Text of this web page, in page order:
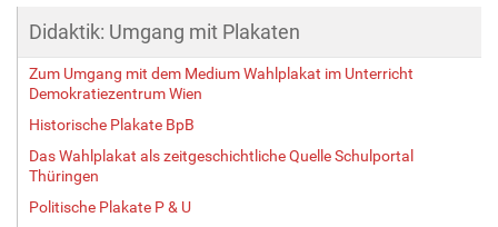
Didaktik: Umgang mit Plakaten
Zum Umgang mit dem Medium Wahlplakat im Unterricht
Demokratiezentrum Wien
Historische Plakate BpB
Das Wahlplakat als zeitgeschichtliche Quelle Schulportal
Thüringen
Politische Plakate P & U